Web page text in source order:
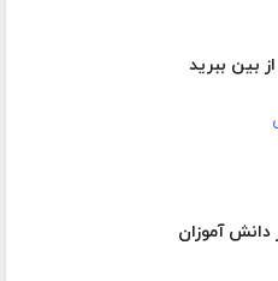
بین ببرید
دانش آموزان